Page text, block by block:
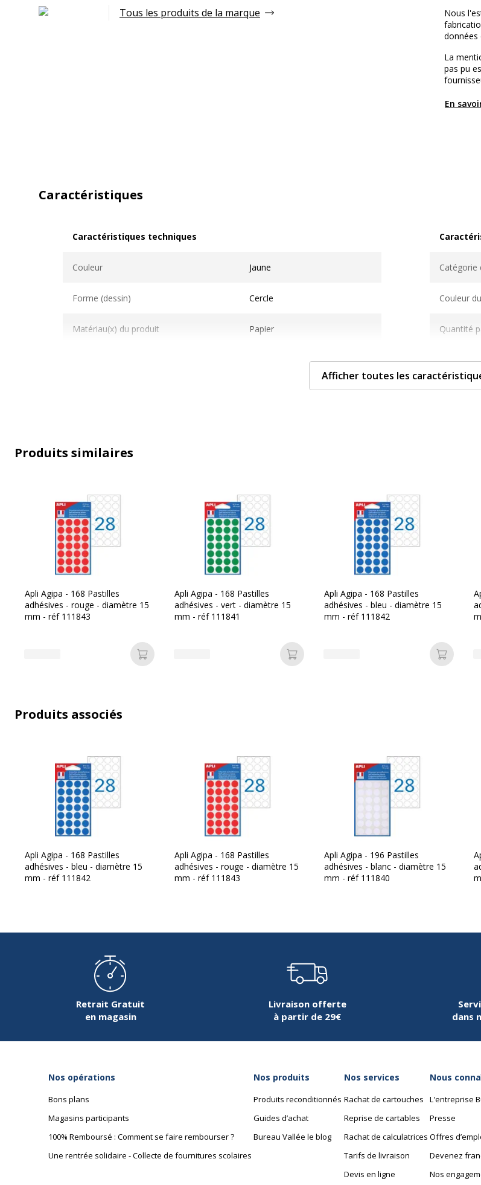
Tous les produits de la marque
Nous
données
La
pas pu
En
Caractéristiques
Caractéristiques techniques
Couleur Jaune
Forme (dessin) Cercle
Matériau(x) du produit Papier
Catégorie
Couleur
Quantité
Quantité
Type
Caractéristiques environnementales
Caractéristiques environnementales
Impact environnemental undefined kg CO2e
Données
Code
Afficher toutes les
Produits similaires
Apli Agipa - 168 Pastilles
adhésives - rouge - diamètre 15
mm - réf 111843
Ajouter au panier
Apli Agipa - 168 Pastilles
adhésives - vert - diamètre 15
mm - réf 111841
Ajouter au panier
Apli Agipa - 168 Pastilles
adhésives - bleu - diamètre 15
mm - réf 111842
Ajouter
Produits associés
Apli Agipa - 168 Pastilles
adhésives - bleu - diamètre 15
mm - réf 111842
Apli Agipa - 168 Pastilles
adhésives - rouge - diamètre 15
mm - réf 111843
Apli Agipa - 196 Pastilles
adhésives - blanc - diamètre 15
mm - réf 111840
Retrait Gratuit
en magasin
Livraison offerte
à partir de 29€
dans
Nos opérations
Bons plans
Magasins participants
100% Remboursé : Comment se faire rembourser ?
Une rentrée solidaire - Collecte de fournitures scolaires
Nos produits
Produits reconditionnés
Guides d’achat
Bureau Vallée le blog
Nos services
Rachat de cartouches
Reprise de cartables
Rachat de calculatrices
Tarifs de livraison
Devis en ligne
Nous
L'entreprise
Presse
Offres
Devenez
Nos